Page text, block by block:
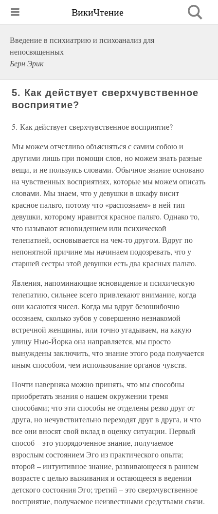
ВикиЧтение
Введение в психиатрию и психоанализ для
непосвященных
Берн Эрик
5. Как действует сверхчувственное
восприятие?
5. Как действует сверхчувственное восприятие?
Мы можем отчетливо объясняться с самим собою и
другими лишь при помощи слов, но можем знать разные
вещи, и не пользуясь словами. Обычное знание основано
на чувственных восприятиях, которые мы можем описать
словами. Мы знаем, что у девушки в шкафу висит
красное пальто, потому что «распознаем» в ней тип
девушки, которому нравится красное пальто. Однако то,
что называют ясновидением или психической
телепатией, основывается на чем-то другом. Вдруг по
непонятной причине мы начинаем подозревать, что у
старшей сестры этой девушки есть два красных пальто.
Явления, напоминающие ясновидение и психическую
телепатию, сильнее всего привлекают внимание, когда
они касаются чисел. Когда мы вдруг безошибочно
осознаем, сколько зубов у совершенно незнакомой
встречной женщины, или точно угадываем, на какую
улицу Нью-Йорка она направляется, мы просто
вынуждены заключить, что знание этого рода получается
иным способом, чем использование органов чувств.
Почти наверняка можно принять, что мы способны
приобретать знания о нашем окружении тремя
способами; что эти способы не отделены резко друг от
друга, но нечувствительно переходят друг в друга, и что
все они вносят свой вклад в оценку ситуации. Первый
способ – это упорядоченное знание, получаемое
взрослым состоянием Эго из практического опыта;
второй – интуитивное знание, развивающееся в раннем
возрасте с целью выживания и остающееся в ведении
детского состояния Эго; третий – это сверхчувственное
восприятие, получаемое неизвестными средствами связи.